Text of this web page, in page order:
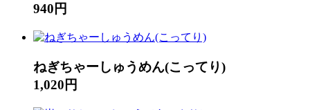
940円
ねぎちゃーしゅうめん(こってり)
1,020円